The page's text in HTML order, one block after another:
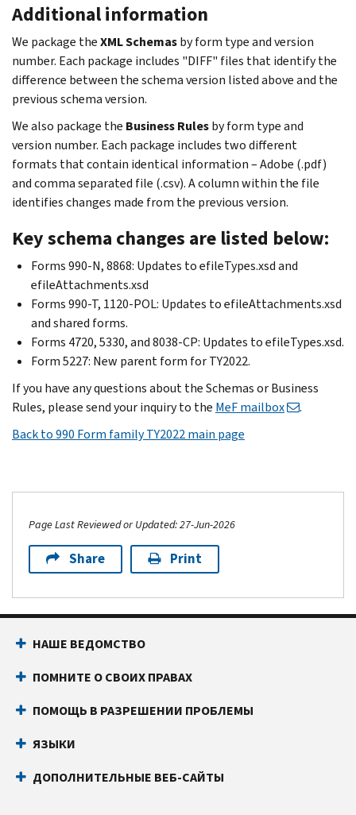
Additional information
We package theXML Schemasby form type and version
number. Each package includes "DIFF" files that identify the
difference between the schema version listed above and the
previous schema version.
We also package the Business Rulesby form type and
version number. Each package includes two different
formats that contain identical information – Adobe (.pdf)
and comma separated file (.csv). A column within the file
identifies changes made from the previous version.
Key schema changes are listed below:
Forms 990-N, 8868: Updates to efileTypes.xsd and
efileAttachments.xsd
Forms 990-T, 1120-POL: Updates to efileAttachments.xsd
and shared forms.
Forms 4720, 5330, and 8038-CP: Updates to efileTypes.xsd.
Form 5227: New parent form for TY2022.
If you have any questions about the Schemas or Business
Rules, please send your inquiry to the MeF mailbox
.
Back to 990 Form family TY2022 main page
Page Last Reviewed or Updated: 27-Jun-2026
Share Print
НАШЕ ВЕДОМСТВО
ПОМНИТЕ О СВОИХ ПРАВАХ
ПОМОЩЬ В РАЗРЕШЕНИИ ПРОБЛЕМЫ
ЯЗЫКИ
ДОПОЛНИТЕЛЬНЫЕ ВЕБ-САЙТЫ